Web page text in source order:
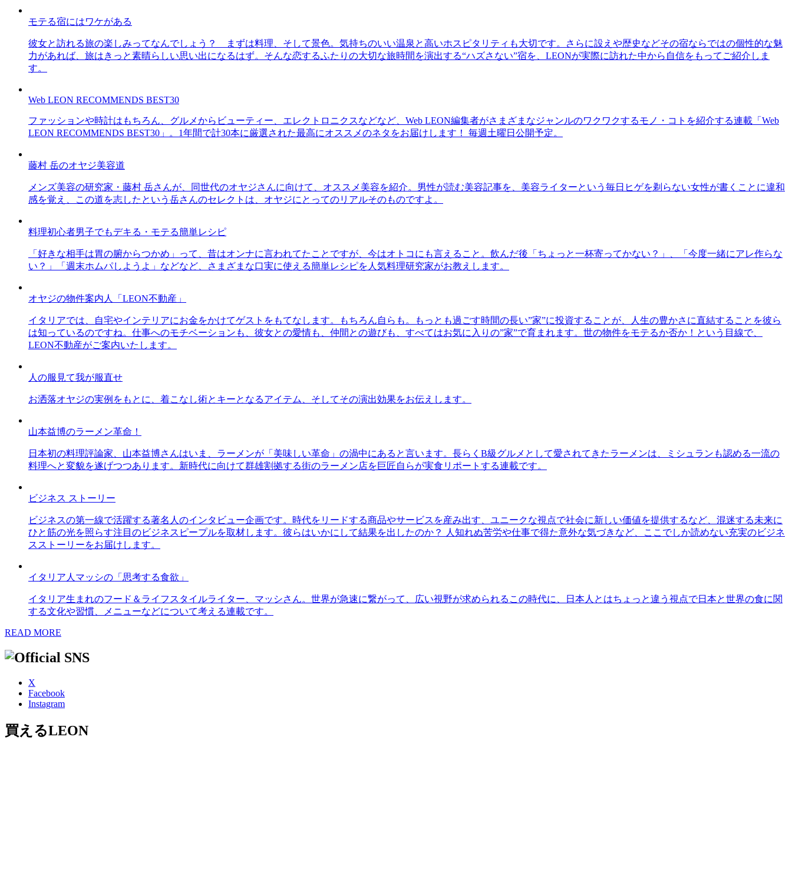
モテる宿にはワケがある
彼女と訪れる旅の楽しみってなんでしょう？ まずは料理、そして景色。気持ちのいい温泉と高いホスピタリティも大切です。さらに設えや歴史などその宿ならではの個性的な魅
力があれば、旅はきっと素晴らしい思い出になるはず。そんな恋するふたりの大切な旅時間を演出する“ハズさない”宿を、LEONが実際に訪れた中から自信をもってご紹介しま
す。
Web LEON RECOMMENDS BEST30
ファッションや時計はもちろん、グルメからビューティー、エレクトロニクスなどなど、Web LEON編集者がさまざまなジャンルのワクワクするモノ・コトを紹介する連載「Web
LEON RECOMMENDS BEST30」。1年間で計30本に厳選された最高にオススメのネタをお届けします！ 毎週土曜日公開予定。
藤村 岳のオヤジ美容道
メンズ美容の研究家・藤村 岳さんが、同世代のオヤジさんに向けて、オススメ美容を紹介。男性が読む美容記事を、美容ライターという毎日ヒゲを剃らない女性が書くことに違和
感を覚え、この道を志したという岳さんのセレクトは、オヤジにとってのリアルそのものですよ。
料理初心者男子でもデキる・モテる簡単レシピ
「好きな相手は胃の腑からつかめ」って、昔はオンナに言われてたことですが、今はオトコにも言えること。飲んだ後「ちょっと一杯寄ってかない？」、「今度一緒にアレ作らな
い？」「週末ホムパしようよ」などなど、さまざまな口実に使える簡単レシピを人気料理研究家がお教えします。
オヤジの物件案内人「LEON不動産」
イタリアでは、自宅やインテリアにお金をかけてゲストをもてなします。もちろん自らも。もっとも過ごす時間の長い”家”に投資することが、人生の豊かさに直結することを彼ら
は知っているのですね。仕事へのモチベーションも、彼女との愛情も、仲間との遊びも、すべてはお気に入りの”家”で育まれます。世の物件をモテるか否か！という目線で、
LEON不動産がご案内いたします。
人の服見て我が服直せ
お洒落オヤジの実例をもとに、着こなし術とキーとなるアイテム、そしてその演出効果をお伝えします。
山本益博のラーメン革命！
日本初の料理評論家、山本益博さんはいま、ラーメンが「美味しい革命」の渦中にあると言います。長らくB級グルメとして愛されてきたラーメンは、ミシュランも認める一流の
料理へと変貌を遂げつつあります。新時代に向けて群雄割拠する街のラーメン店を巨匠自らが実食リポートする連載です。
ビジネス ストーリー
ビジネスの第一線で活躍する著名人のインタビュー企画です。時代をリードする商品やサービスを産み出す、ユニークな視点で社会に新しい価値を提供するなど、混迷する未来に
ひと筋の光を照らす注目のビジネスピープルを取材します。彼らはいかにして結果を出したのか？ 人知れぬ苦労や仕事で得た意外な気づきなど、ここでしか読めない充実のビジネ
スストーリーをお届けします。
イタリア人マッシの「思考する食欲」
イタリア生まれのフード＆ライフスタイルライター、マッシさん。世界が急速に繋がって、広い視野が求められるこの時代に、日本人とはちょっと違う視点で日本と世界の食に関
する文化や習慣、メニューなどについて考える連載です。
READ MORE
X
Facebook
Instagram
買えるLEON